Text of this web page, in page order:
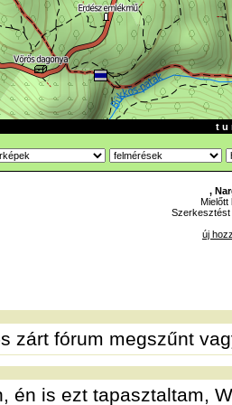
t u
,
új
zárt fórum megszűnt
én is ezt tapasztaltam,